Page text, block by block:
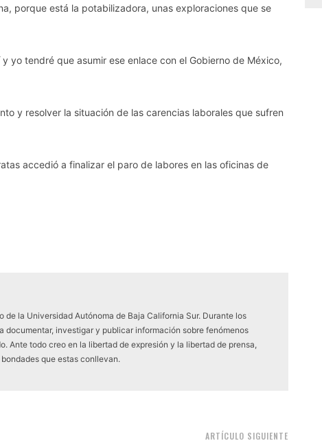
porque está la potabilizadora, unas exploraciones que se
yo tendré que asumir ese enlace con el Gobierno de México,
y resolver la situación de las carencias laborales que sufren
accedió a finalizar el paro de labores en las oficinas de
de la Universidad Autónoma de Baja California Sur. Durante los
documentar, investigar y publicar información sobre fenómenos
Ante todo creo en la libertad de expresión y la libertad de prensa,
que estas conllevan.
ARTÍCULO SIGUIENTE